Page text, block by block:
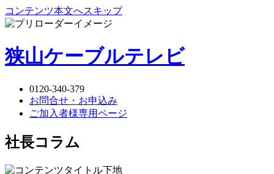
コンテンツ本文へスキップ
狭山ケーブルテレビ
0120-340-379
お問合せ・お申込み
ご加入者様専用ページ
社長コラム